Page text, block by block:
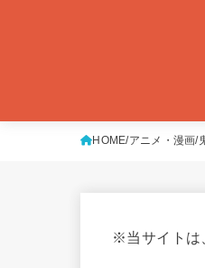
HOME アニメ・漫画
※当サイトは